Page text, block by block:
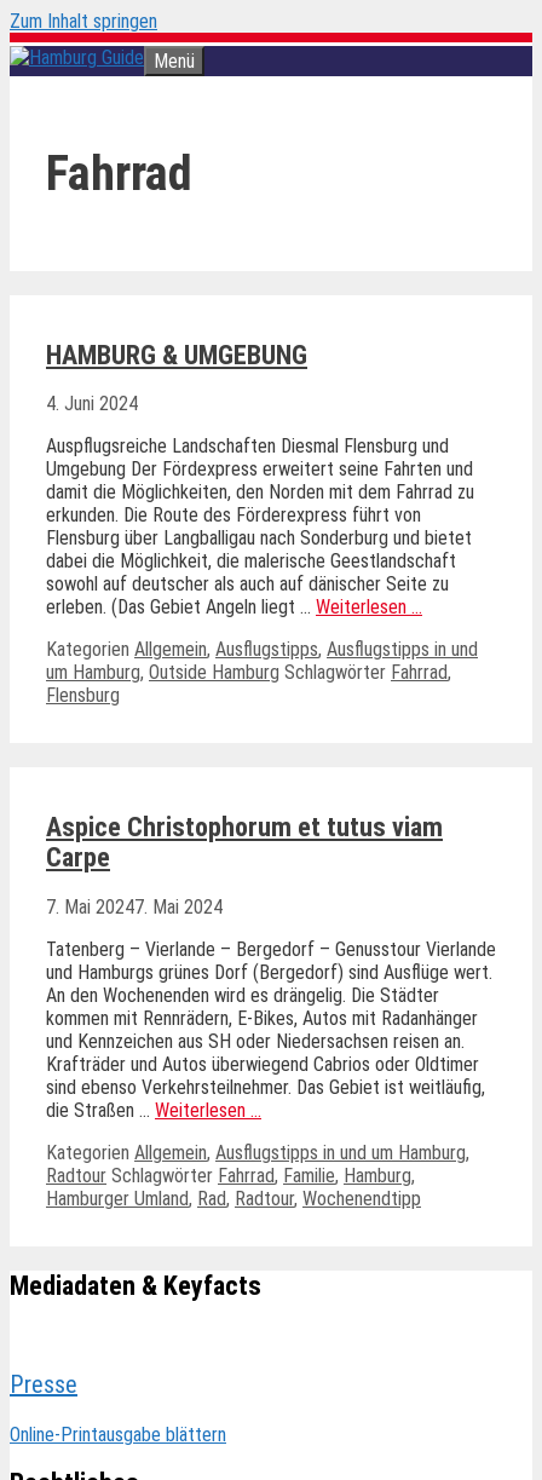
Zum Inhalt springen
Menü
Fahrrad
HAMBURG & UMGEBUNG
4. Juni 2024
Auspflugsreiche Landschaften Diesmal Flensburg und
Umgebung Der Fördexpress erweitert seine Fahrten und
damit die Möglichkeiten, den Norden mit dem Fahrrad zu
erkunden. Die Route des Förderexpress führt von
Flensburg über Langballigau nach Sonderburg und bietet
dabei die Möglichkeit, die malerische Geestlandschaft
sowohl auf deutscher als auch auf dänischer Seite zu
erleben. (Das Gebiet Angeln liegt … Weiterlesen …
Kategorien Allgemein, Ausflugstipps, Ausflugstipps in und
um Hamburg, Outside Hamburg Schlagwörter Fahrrad,
Flensburg
Aspice Christophorum et tutus viam
Carpe
7. Mai 20247. Mai 2024
Tatenberg – Vierlande – Bergedorf – Genusstour Vierlande
und Hamburgs grünes Dorf (Bergedorf) sind Ausflüge wert.
An den Wochenenden wird es drängelig. Die Städter
kommen mit Rennrädern, E-Bikes, Autos mit Radanhänger
und Kennzeichen aus SH oder Niedersachsen reisen an.
Krafträder und Autos überwiegend Cabrios oder Oldtimer
sind ebenso Verkehrsteilnehmer. Das Gebiet ist weitläufig,
die Straßen … Weiterlesen …
Kategorien Allgemein, Ausflugstipps in und um Hamburg,
Radtour Schlagwörter Fahrrad, Familie, Hamburg,
Hamburger Umland, Rad, Radtour, Wochenendtipp
Mediadaten & Keyfacts
Presse
Online-Printausgabe blättern